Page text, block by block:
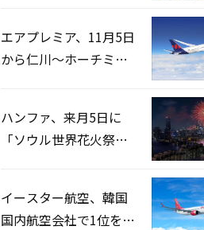
エアプレミア、11月5日
から仁川〜ホーチミン
ハンファ、来月5日に
「ソウル世界花火祭り
イースター航空、韓国
国内航空会社で1位を記